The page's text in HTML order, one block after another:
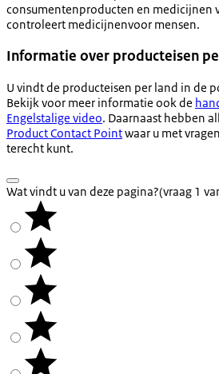
consumentenproducten en medicijnen
controleert medicijnenvoor mensen.
Informatie over producteisen
U vindt de producteisen per land in de
Bekijk voor meer informatie ook de
Engelstalige video. Daarnaast hebben
Product Contact Pointwaar u met
terecht kunt.
Wat vindt u van deze pagina?(vraag 1